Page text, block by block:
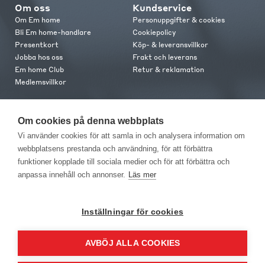
Om oss
Om Em home
Bli Em home-handlare
Presentkort
Jobba hos oss
Em home Club
Medlemsvillkor
Kundservice
Personuppgifter & cookies
Cookiepolicy
Köp- & leveransvillkor
Frakt och leverans
Retur & reklamation
Kontakta oss
Butiker
Press
Om cookies på denna webbplats
Vi använder cookies för att samla in och analysera information om
webbplatsens prestanda och användning, för att förbättra
funktioner kopplade till sociala medier och för att förbättra och
anpassa innehåll och annonser. Läs mer
Inställningar för cookies
AVBÖJ ALLA COOKIES